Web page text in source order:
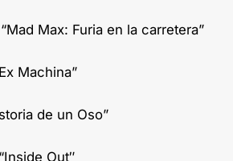
Max: Furia en la carretera”
Machina”
de un Oso”
“Inside Out″